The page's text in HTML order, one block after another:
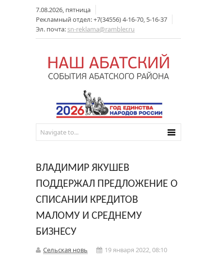
7.08.2026, пятница
Рекламный отдел: +7(34556) 4-16-70, 5-16-37
Эл. почта: sn-reklama@rambler.ru
ВЛАДИМИР ЯКУШЕВ
ПОДДЕРЖАЛ ПРЕДЛОЖЕНИЕ О
СПИСАНИИ КРЕДИТОВ
МАЛОМУ И СРЕДНЕМУ
БИЗНЕСУ
Сельская новь
19 января 2022, 08:10